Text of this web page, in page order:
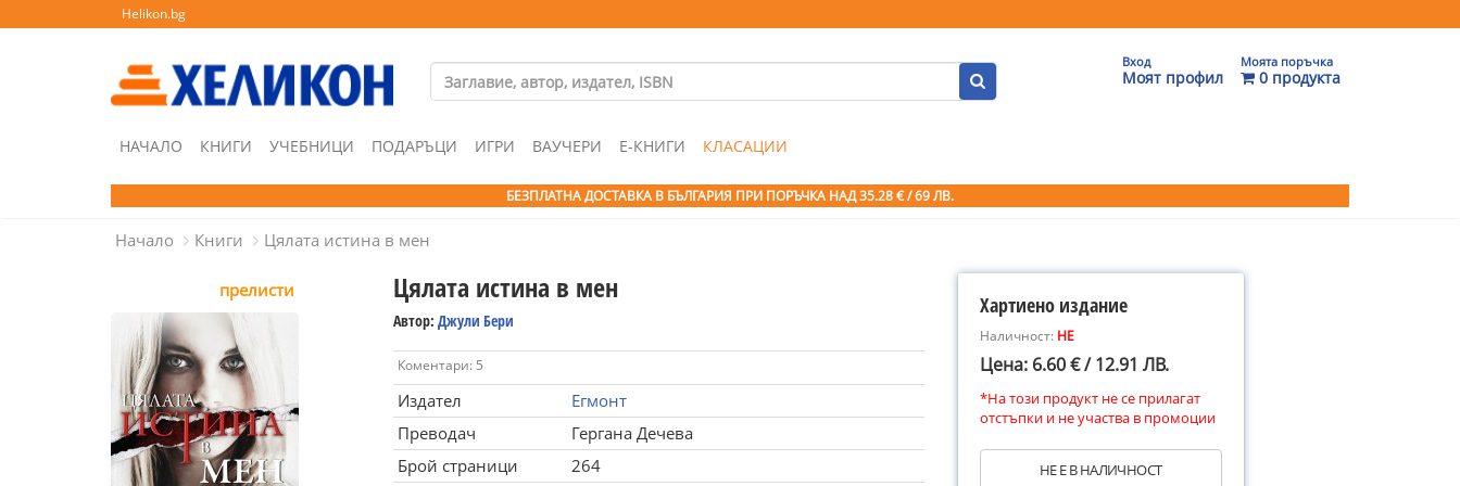
Helikon.bg
Вход
Моят профил
Моята поръчка
0 продукта
НАЧАЛО КНИГИ УЧЕБНИЦИ ПОДАРЪЦИ ИГРИ ВАУЧЕРИ Е-КНИГИ КЛАСАЦИИ
БЕЗПЛАТНА ДОСТАВКА В БЪЛГАРИЯ ПРИ ПОРЪЧКА НАД 35.28 € / 69 ЛВ.
Начало Книги Цялата истина в мен
прелисти Цялата истина в мен
Автор: Джули Бери
Коментари: 5
Издател
Егмонт
Преводач
Гергана Дечева
Брой страници
264
Хартиено издание
Наличност: НЕ
Цена: 6.60 € / 12.91 ЛВ.
*На този продукт не се прилагат
отстъпки и не участва в промоции
НЕ Е В НАЛИЧНОСТ